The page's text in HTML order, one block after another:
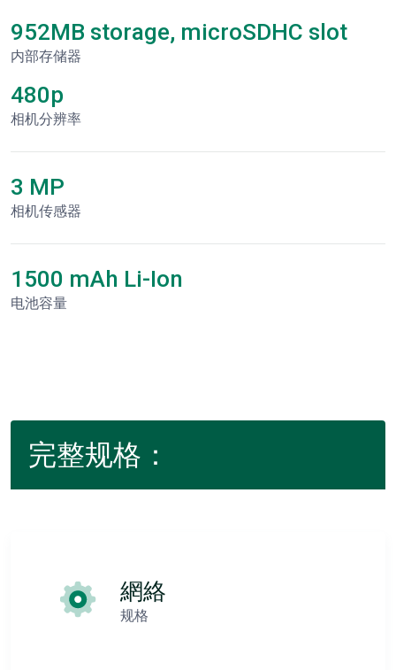
952MB storage, microSDHC slot
内部存储器
480p
相机分辨率
3 MP
相机传感器
1500 mAh Li-Ion
电池容量
完整规格：
網絡
规格